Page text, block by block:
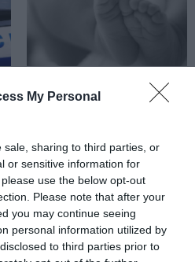
My Personal
sale, sharing to third parties, or
or sensitive information for
use the below opt-out
Please note that after your
you may continue seeing
personal information utilized by
to third parties prior to
των
χωρίς
θα
μωράκι μόλις 8 ημερών